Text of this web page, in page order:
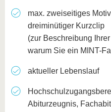
max. zweiseitiges
dreiminütiger Kurzclip
(zur Beschreibung
warum Sie ein MINT-
aktueller Lebenslauf
Abiturzeugnis,